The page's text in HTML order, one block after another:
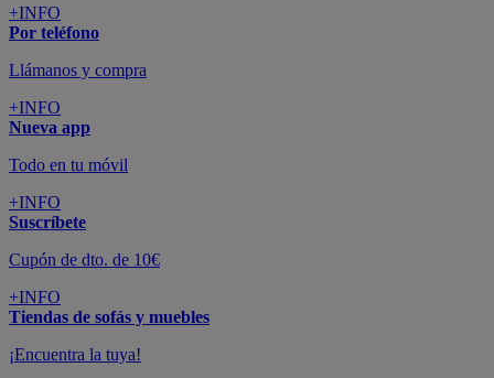
+INFO
Por teléfono
Llámanos y compra
+INFO
Nueva app
Todo en tu móvil
+INFO
Suscríbete
Cupón de dto. de 10€
+INFO
Tiendas de sofás y muebles
¡Encuentra la tuya!